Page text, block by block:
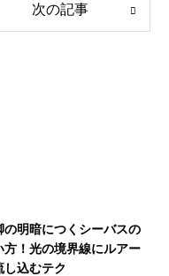
次の記事
の明暗につくシーバスの
方！光の境界線にルアー
し込むテク